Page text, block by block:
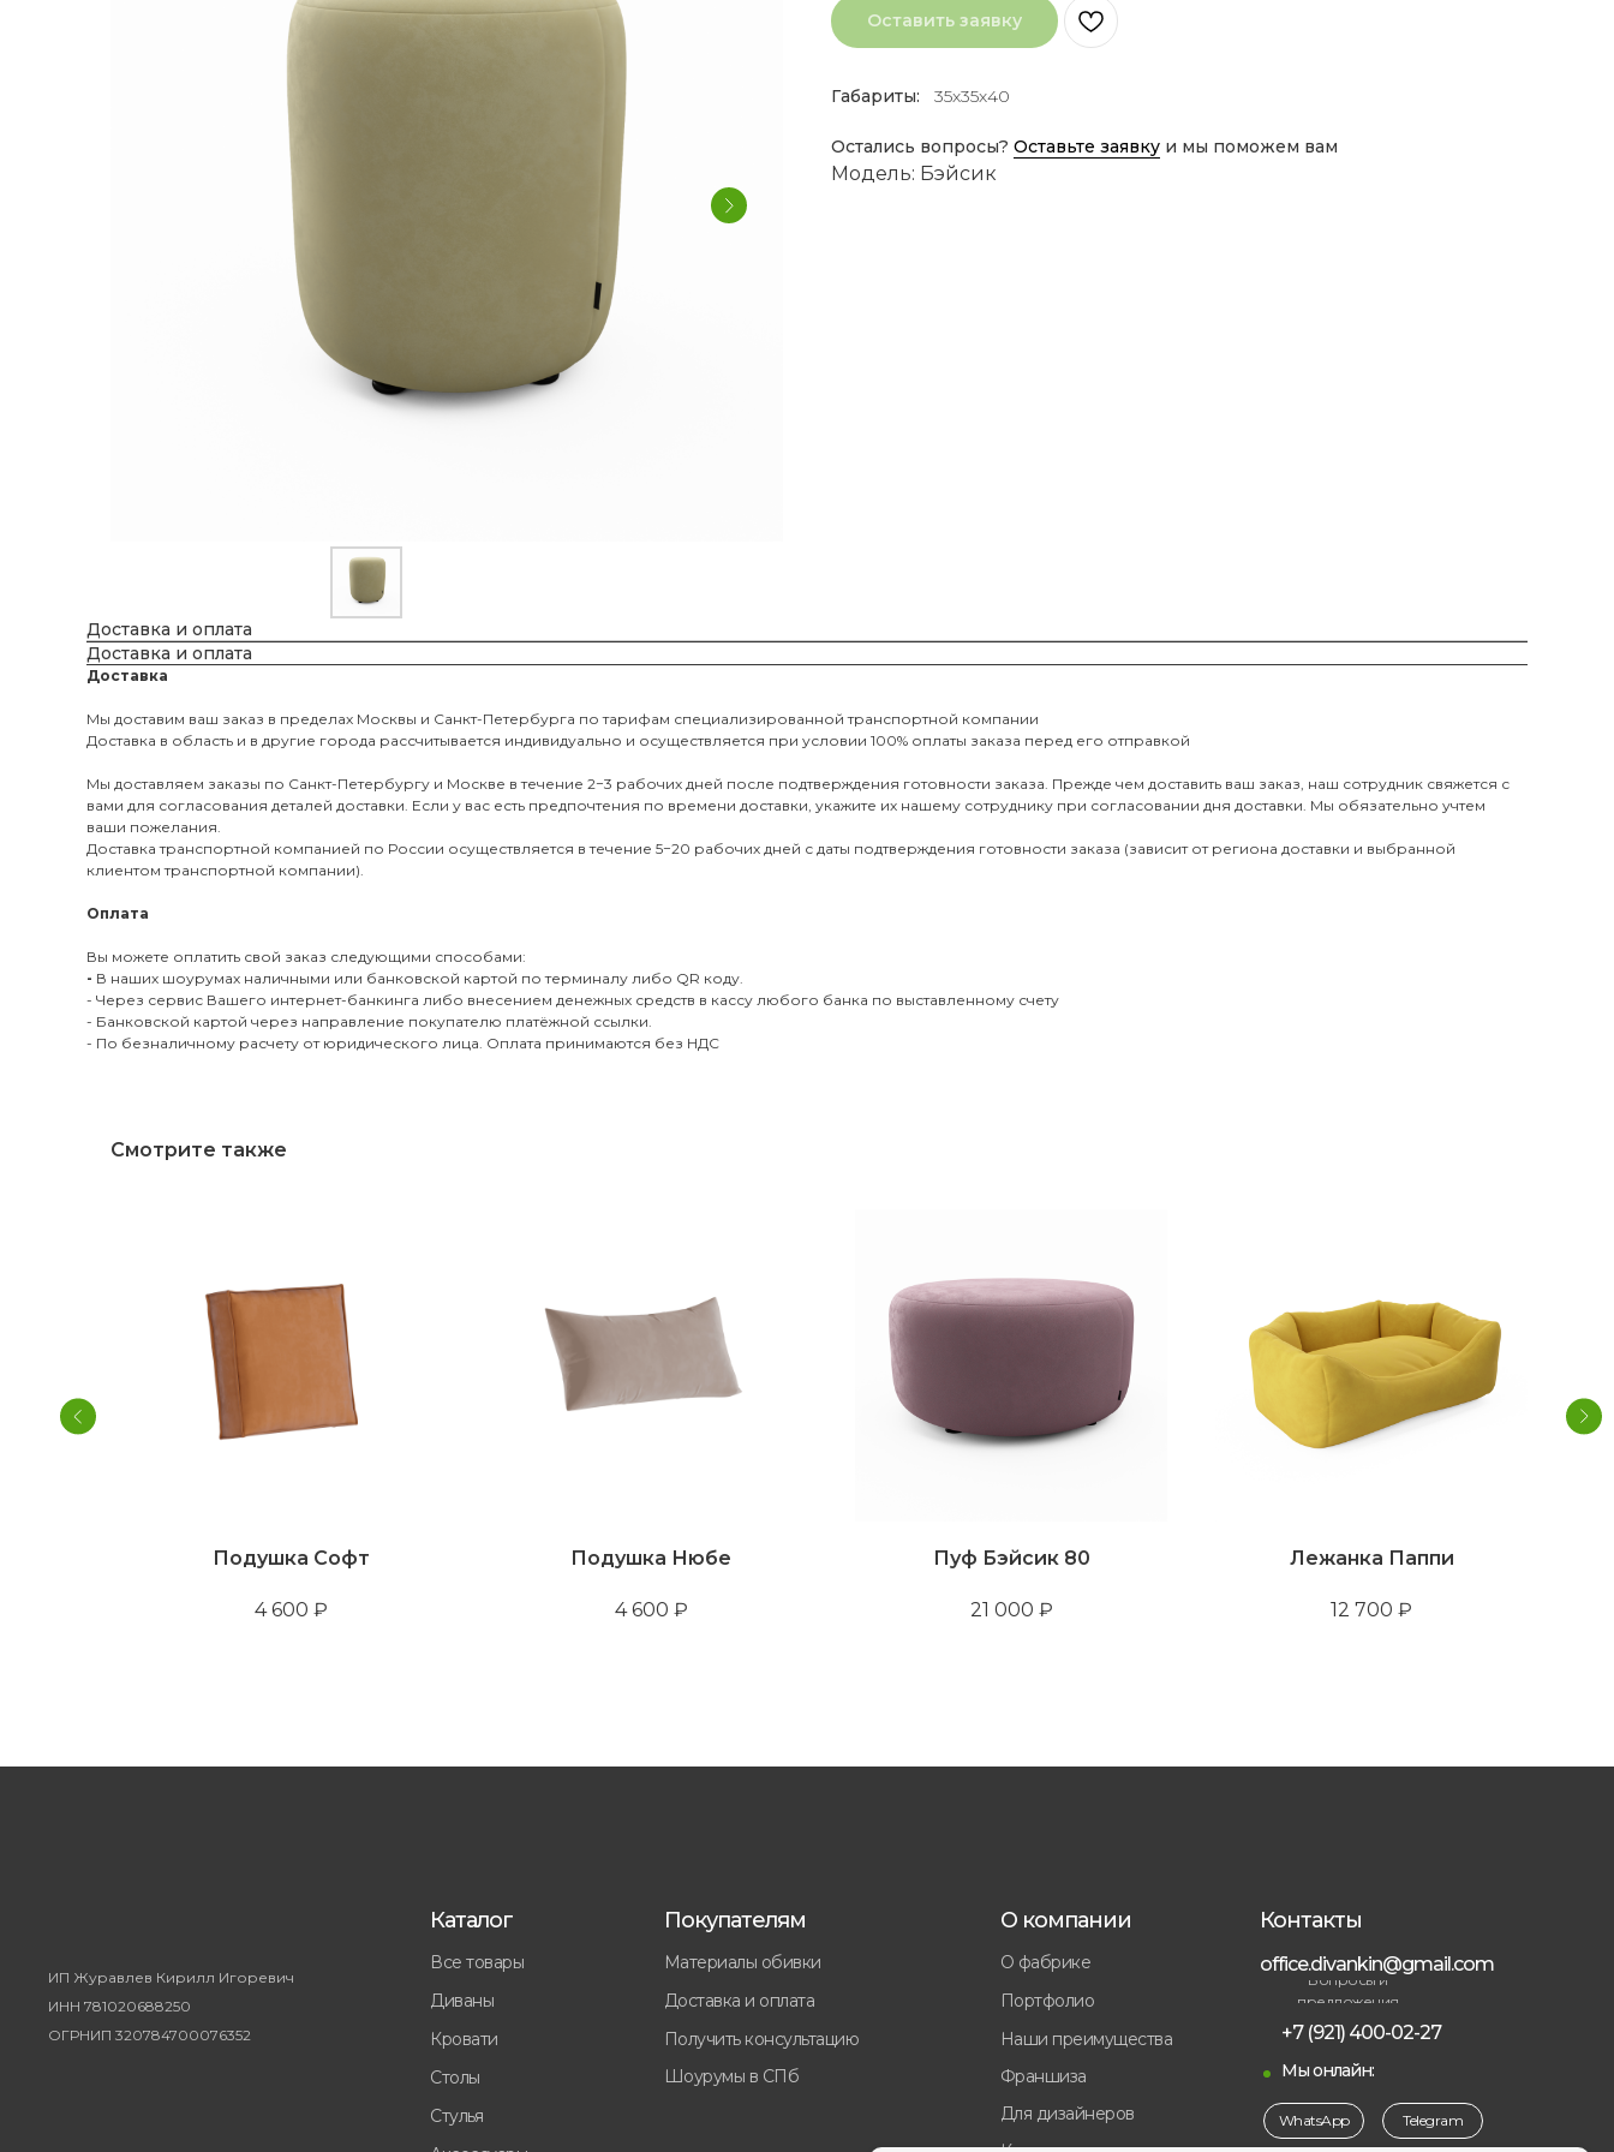
Оставить заявку
Габариты: 35х35х40
Остались вопросы? Оставьте заявку и мы поможем вам
Модель: Бэйсик
Доставка и оплата
Доставка и оплата
Доставка
Мы доставим ваш заказ в пределах Москвы и Санкт-Петербурга по тарифам специализированной транспортной компании
Доставка в область и в другие города рассчитывается индивидуально и осуществляется при условии 100% оплаты заказа перед его отправкой
Мы доставляем заказы по Санкт-Петербургу и Москве в течение 2−3 рабочих дней после подтверждения готовности заказа. Прежде чем доставить ваш заказ, наш сотрудник свяжется с
вами для согласования деталей доставки. Если у вас есть предпочтения по времени доставки, укажите их нашему сотруднику при согласовании дня доставки. Мы обязательно учтем
ваши пожелания.
Доставка транспортной компанией по России осуществляется в течение 5−20 рабочих дней с даты подтверждения готовности заказа (зависит от региона доставки и выбранной
клиентом транспортной компании).
Оплата
Вы можете оплатить свой заказ следующими способами:
- В наших шоурумах наличными или банковской картой по терминалу либо QR коду.
- Через сервис Вашего интернет-банкинга либо внесением денежных средств в кассу любого банка по выставленному счету
- Банковской картой через направление покупателю платёжной ссылки.
- По безналичному расчету от юридического лица. Оплата принимаются без НДС
Смотрите также
Подушка Софт
4 600 ₽
Подушка Нюбе
4 600 ₽
Пуф Бэйсик 80
21 000 ₽
Лежанка Паппи
12 700 ₽
Все товары
Диваны
Кровати
Стулья
Столы
Каталог
Материалы обивки
Доставка и оплата
Получить консультацию
Шоурумы в СПб
Покупателям
О фабрике
Портфолио
Наши преимущества
Франшиза
О компании Контакты
office.divankin@gmail.com
Вопросы и
предложения
+7 (921) 400-02-27
Мы онлайн:
WhatsApp Telegram
ИП Журавлев Кирилл Игоревич
ИНН 781020688250
ОГРНИП 320784700076352
Для дизайнеров